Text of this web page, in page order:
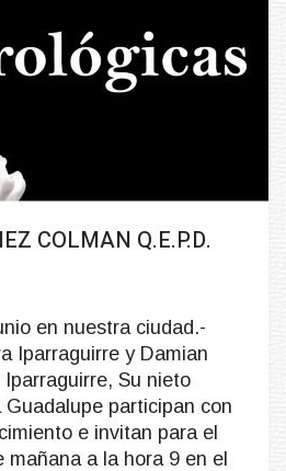
COLMAN Q.E.P.D.
en nuestra ciudad.-
Iparraguirre y Damian
Su nieto
Guadalupe participan con
e invitan para el
mañana a la hora 9 en el